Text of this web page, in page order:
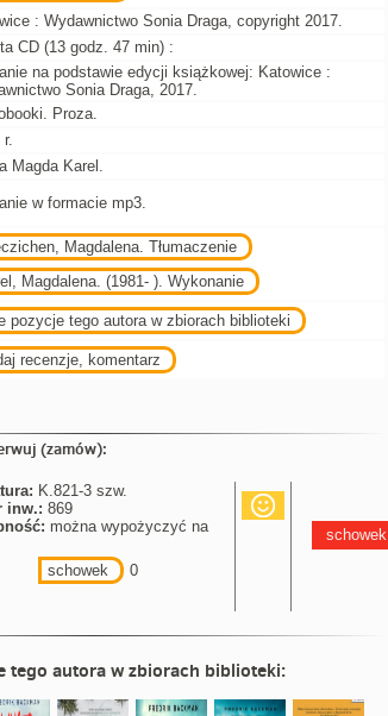
: Wydawnictwo Sonia Draga, copyright 2017.
CD (13 godz. 47 min) :
na podstawie edycji książkowej: Katowice :
Sonia Draga, 2017.
Proza.
r.
Magda Karel.
w formacie mp3.
Magdalena. Tłumaczenie
Magdalena. (1981- ). Wykonanie
pozycje tego autora w zbiorach biblioteki
recenzje, komentarz
(zamów):
K.821-3 szw.
inw.: 869
można wypożyczyć na
schowek
0
schowek
tego autora w zbiorach biblioteki: